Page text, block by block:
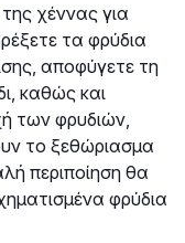
χέννας για
τα φρύδια
αποφύγετε τη
καθώς και
των φρυδιών,
το ξεθώριασμα
περιποίηση θα
φρύδια